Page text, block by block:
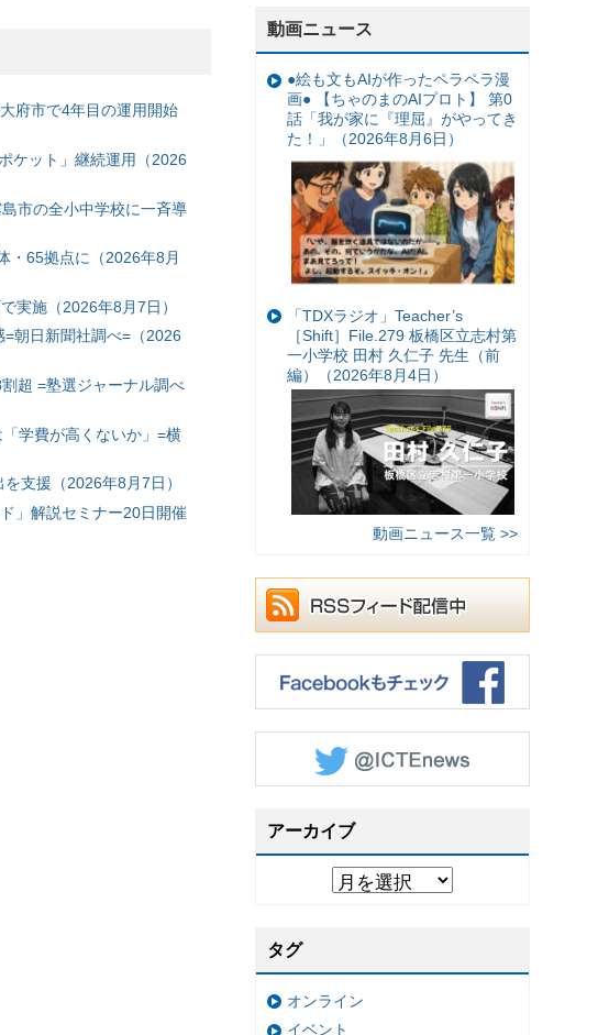
府市で4年目の運用開始
ケット」継続運用（2026
市の全小中学校に一斉導
・65拠点に（2026年8月
実施（2026年8月7日）
朝日新聞社調べ=（2026
超 =塾選ジャーナル調べ
学費が高くないか」=横
支援（2026年8月7日）
」解説セミナー20日開催
動画ニュース
●絵も文もAIが作ったペラペラ漫
画● 【ちゃのまのAIプロト】 第0
話「我が家に『理屈』がやってき
た！」（2026年8月6日）
「TDXラジオ」Teacher’s
［Shift］File.279 板橋区立志村第
一小学校 田村 久仁子 先生（前
編）（2026年8月4日）
動画ニュース一覧 >>
アーカイブ
タグ
オンライン
イベント